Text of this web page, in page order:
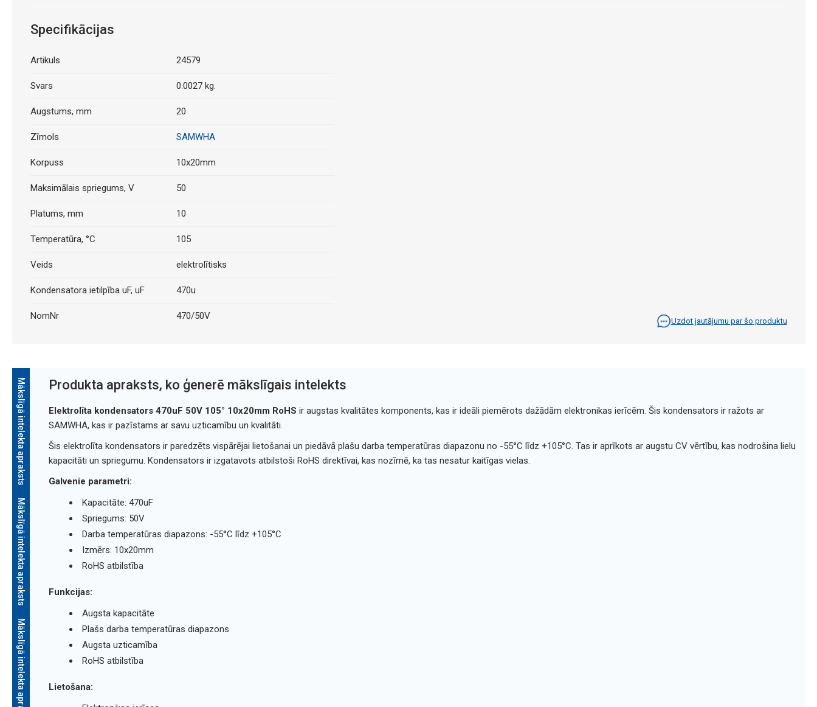
Specifikācijas
Artikuls 24579
Svars 0.0027 kg.
Augstums, mm 20
Zīmols SAMWHA
Korpuss 10x20mm
Maksimālais spriegums, V 50
Platums, mm 10
Temperatūra, °C 105
Veids elektrolītisks
Kondensatora ietilpība uF, uF 470u
NomNr 470/50V Uzdot jautājumu par šo produktu
Mākslīgā intelekta apraksts
Mākslīgā intelekta apraksts
Mākslīgā intelekta apraksts
Produkta apraksts, ko ģenerē mākslīgais intelekts
Elektrolīta kondensators 470uF 50V 105° 10x20mm RoHS ir augstas kvalitātes komponents, kas ir ideāli piemērots dažādām elektronikas ierīcēm. Šis kondensators ir ražots ar
SAMWHA, kas ir pazīstams ar savu uzticamību un kvalitāti.
Šis elektrolīta kondensators ir paredzēts vispārējai lietošanai un piedāvā plašu darba temperatūras diapazonu no -55°C līdz +105°C. Tas ir aprīkots ar augstu CV vērtību, kas nodrošina lielu
kapacitāti un spriegumu. Kondensators ir izgatavots atbilstoši RoHS direktīvai, kas nozīmē, ka tas nesatur kaitīgas vielas.
Galvenie parametri:
Kapacitāte: 470uF
Spriegums: 50V
Darba temperatūras diapazons: -55°C līdz +105°C
Izmērs: 10x20mm
RoHS atbilstība
Funkcijas:
Augsta kapacitāte
Plašs darba temperatūras diapazons
Augsta uzticamība
RoHS atbilstība
Lietošana: